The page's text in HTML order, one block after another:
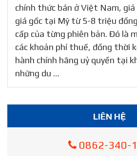
chính thức bán ở Việt Nam, giá
giá gốc tại Mỹ từ 5-8 triệu
cấp của từng phiên bản. Đó là
các khoản phí thuế, đồng thời
hành chính hãng uỷ quyền tại
những du …
LIÊN HỆ
0862-340-